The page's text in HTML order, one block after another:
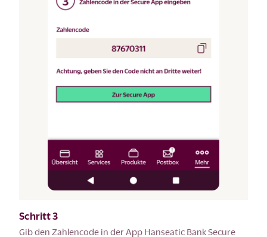
Schritt 3
Gib den Zahlencode in der App Hanseatic Bank Secure